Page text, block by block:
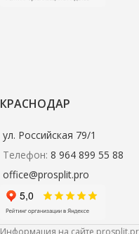
КРАСНОДАР
ул. Российская 79/1
Телефон: 8 964 899 55 88
office@prosplit.pro
Информация на сайте